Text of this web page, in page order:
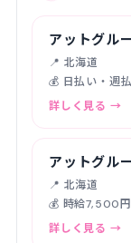
アットグル
📍 北海道
💰 日払い・週
詳しく見る →
アットグル
📍 北海道
💰 時給7,500
詳しく見る →